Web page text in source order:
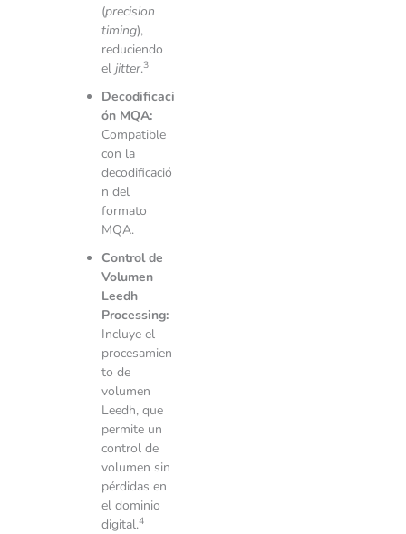
(precision
timing),
reduciendo
el jitter.3
Decodificaci
ón MQA:
Compatible
con la
decodificació
n del
formato
MQA.
Control de
Volumen
Leedh
Processing:
Incluye el
procesamien
to de
volumen
Leedh, que
permite un
control de
volumen sin
pérdidas en
el dominio
digital.4